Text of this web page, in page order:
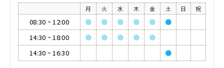
月 火 水 木 金 土 日 祝
08:30 ~12:00 ● ● ● ● ●
●
14:30 ~18:00 ● ● ● ●
●
14:30 ~16:30 ●